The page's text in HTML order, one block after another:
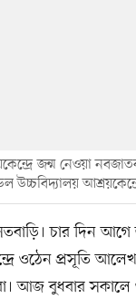
জন্ম নেওয়া
উচ্চবিদ্যালয়
চার দিন
ওঠেন প্রসূতি
আজ বুধবার সকালে